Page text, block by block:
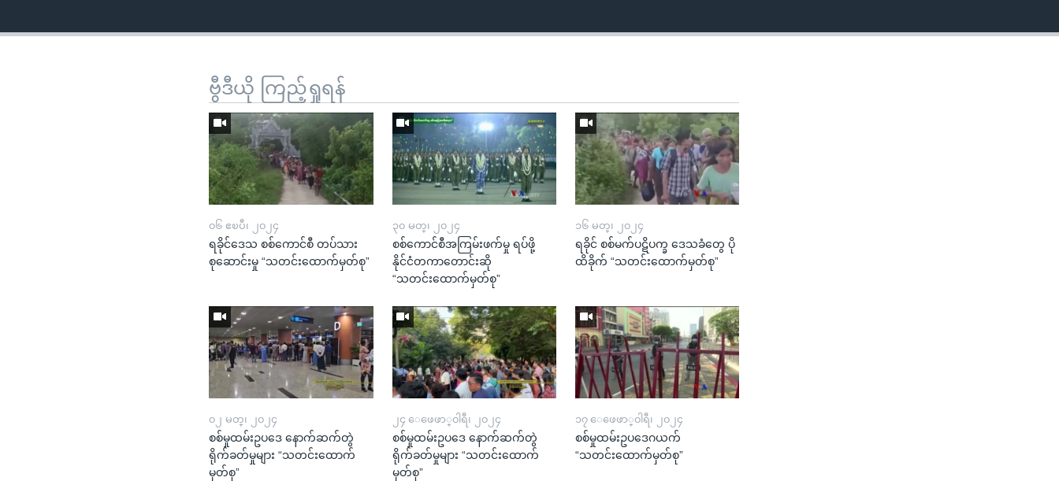
ဗွီဒီယို ကြည့်ရှုရန်
၀၆ ဧၿပီ၊ ၂၀၂၄
ရခိုင်ဒေသ စစ်ကောင်စီ တပ်သား
စုဆောင်းမှု “သတင်းထောက်မှတ်စု”
၃၀ မတ္၊ ၂၀၂၄
စစ်ကောင်စီအကြမ်းဖက်မှု ရပ်ဖို့
နိုင်ငံတကာတောင်းဆို
“သတင်းထောက်မှတ်စု”
၁၆ မတ္၊ ၂၀၂၄
ရခိုင် စစ်မက်ပဋိပက္ခ ဒေသခံတွေ ပို
ထိခိုက် “သတင်းထောက်မှတ်စု”
၀၂ မတ္၊ ၂၀၂၄
စစ်မှုထမ်းဥပဒေ နောက်ဆက်တွဲ
ရိုက်ခတ်မှုများ “သတင်းထောက်
မှတ်စု”
၂၄ ေဖေဖာ္၀ါရီ၊ ၂၀၂၄
စစ်မှုထမ်းဥပဒေ နောက်ဆက်တွဲ
ရိုက်ခတ်မှုများ “သတင်းထောက်
မှတ်စု”
၁၇ ေဖေဖာ္၀ါရီ၊ ၂၀၂၄
စစ်မှုထမ်းဥပဒေဂယက်
“သတင်းထောက်မှတ်စု”